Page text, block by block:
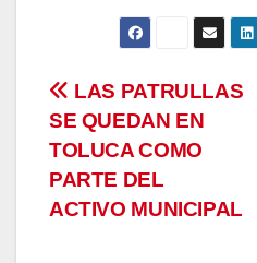
Navegación
de
entradas
LAS PATRULLAS
SE QUEDAN EN
TOLUCA COMO
PARTE DEL
ACTIVO MUNICIPAL